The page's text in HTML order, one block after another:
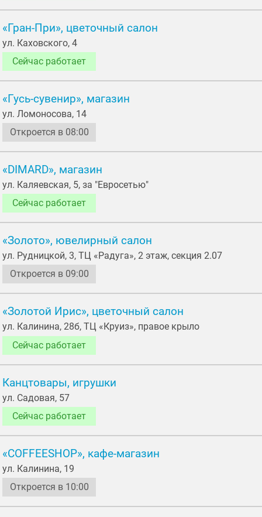
«Гран-При», цветочный салон
ул. Каховского, 4
Сейчас работает
«Гусь-сувенир», магазин
ул. Ломоносова, 14
Откроется в 08:00
«DIMARD», магазин
ул. Каляевская, 5, за "Евросетью"
Сейчас работает
«Золото», ювелирный салон
ул. Рудницкой, 3, ТЦ «Радуга», 2 этаж, секция 2.07
Откроется в 09:00
«Золотой Ирис», цветочный салон
ул. Калинина, 28б, ТЦ «Круиз», правое крыло
Сейчас работает
Канцтовары, игрушки
ул. Садовая, 57
Сейчас работает
«COFFEESHOP», кафе-магазин
ул. Калинина, 19
Откроется в 10:00